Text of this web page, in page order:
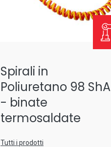
Spirali in
Poliuretano 98 ShA
- binate
termosaldate
Tutti i prodotti